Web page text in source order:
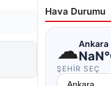
Hava Durumu
☁Ankara
ŞEHIR SEÇ